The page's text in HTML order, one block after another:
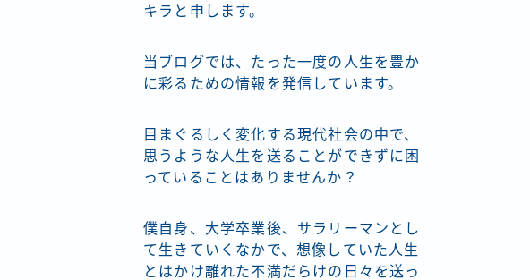
キラと申します。
当ブログでは、たった一度の人生を豊か
に彩るための情報を発信しています。
目まぐるしく変化する現代社会の中で、
思うような人生を送ることができずに困
っていることはありませんか？
僕自身、大学卒業後、サラリーマンとし
て生きていくなかで、想像していた人生
とはかけ離れた不満だらけの日々を送っ